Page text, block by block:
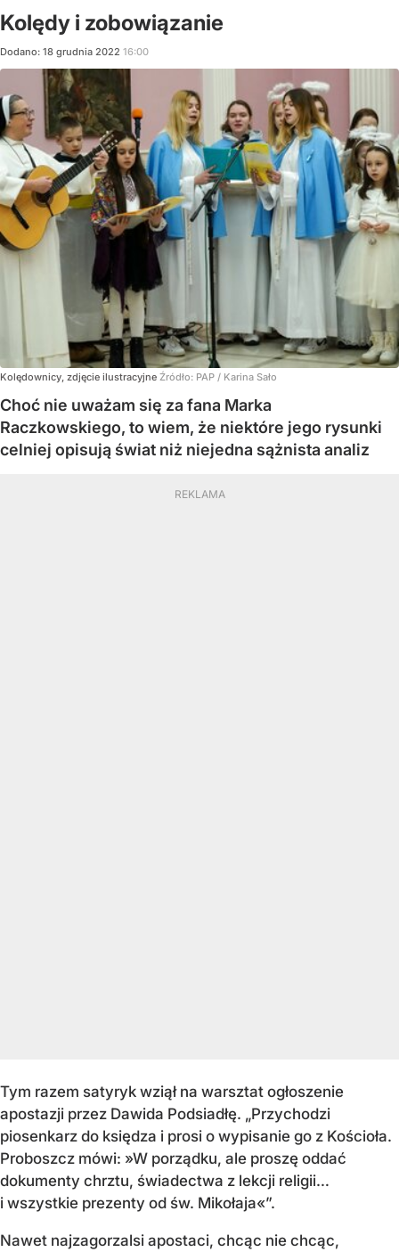
Kolędy i zobowiązanie
Dodano: 18 grudnia 2022 16:00
Kolędownicy, zdjęcie ilustracyjne Źródło: PAP / Karina Sało
Choć nie uważam się za fana Marka
Raczkowskiego, to wiem, że niektóre jego rysunki
celniej opisują świat niż niejedna sążnista analiz
Tym razem satyryk wziął na warsztat ogłoszenie
apostazji przez Dawida Podsiadłę. „Przychodzi
piosenkarz do księdza i prosi o wypisanie go z Kościoła.
Proboszcz mówi: »W porządku, ale proszę oddać
dokumenty chrztu, świadectwa z lekcji religii…
i wszystkie prezenty od św. Mikołaja«”.
Nawet najzagorzalsi apostaci, chcąc nie chcąc,